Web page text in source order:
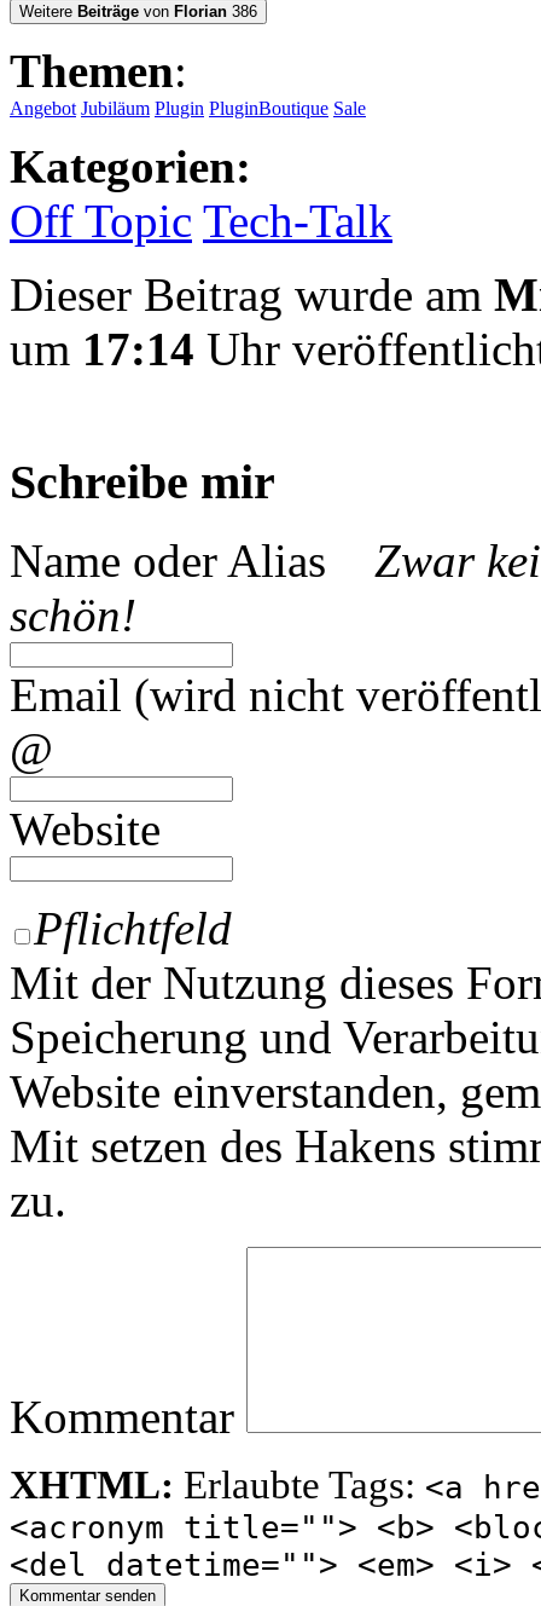
Weitere Beiträge von Florian 386
Themen:
Angebot Jubiläum Plugin PluginBoutique Sale
Kategorien:
Off Topic Tech-Talk
Dieser Beitrag wurde am
um 17:14 Uhr
Schreibe mir
Name oder Alias Zwar
schön!
Email (wird nicht
@
Website
Pflichtfeld
Mit der Nutzung dieses
Speicherung und
Website einverstanden,
Mit setzen des Hakens
zu.
Kommentar
XHTML: Erlaubte Tags: <a
<acronym title=""> <b>
<del datetime=""> <em>
Kommentar senden